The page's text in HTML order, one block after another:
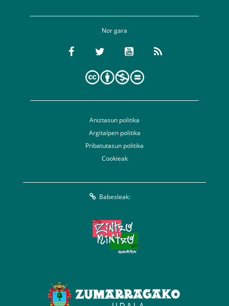
Nor gara
Aniztasun politika
Argitalpen politika
Pribatutasun politika
Cookieak
Babesleak: